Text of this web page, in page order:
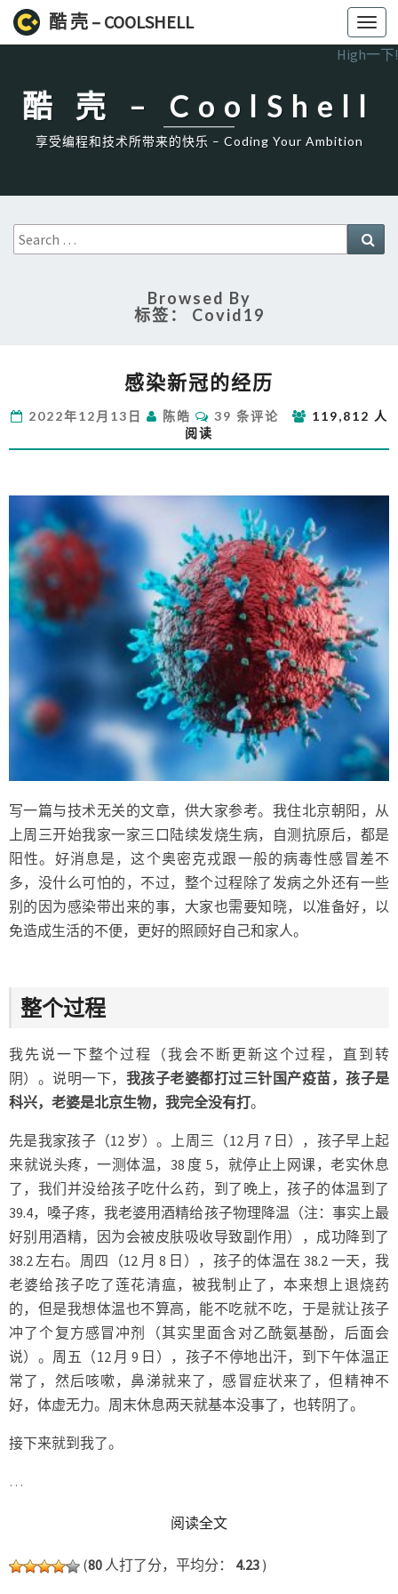
酷 壳 – COOLSHELL
High一下!
酷 壳 – CoolShell
享受编程和技术所带来的快乐 – Coding Your Ambition
Search
for:
Browsed By
标签： Covid19
染
冠
的
感染新冠的经历
2022年12月13日 陈皓
评
论
39 条评论
119,812 人
阅读
写一篇与技术无关的文章，供大家参考。我住北京朝阳，从
上周三开始我家一家三口陆续发烧生病，自测抗原后，都是
阳性。好消息是，这个奥密克戎跟一般的病毒性感冒差不
多，没什么可怕的，不过，整个过程除了发病之外还有一些
别的因为感染带出来的事，大家也需要知晓，以准备好，以
免造成生活的不便，更好的照顾好自己和家人。
整个过程
我先说一下整个过程（我会不断更新这个过程，直到转
阴）。说明一下， 我孩子老婆都打过三针国产疫苗，孩子是
科兴，老婆是北京生物，我完全没有打。
先是我家孩子（12 岁）。上周三（12 月 7 日），孩子早上起
来就说头疼，一测体温，38 度 5，就停止上网课，老实休息
了，我们并没给孩子吃什么药，到了晚上，孩子的体温到了
39.4，嗓子疼，我老婆用酒精给孩子物理降温（注：事实上最
好别用酒精，因为会被皮肤吸收导致副作用），成功降到了
38.2 左右。周四（12 月 8 日），孩子的体温在 38.2 一天，我
老婆给孩子吃了莲花清瘟，被我制止了，本来想上退烧药
的，但是我想体温也不算高，能不吃就不吃，于是就让孩子
冲了个复方感冒冲剂（其实里面含对乙酰氨基酚，后面会
说）。周五（12 月 9 日），孩子不停地出汗，到下午体温正
常了，然后咳嗽，鼻涕就来了，感冒症状来了，但精神不
好，体虚无力。周末休息两天就基本没事了，也转阴了。
接下来就到我了。
…
阅读全文READ MORE
(80 人打了分，平均分： 4.23 )